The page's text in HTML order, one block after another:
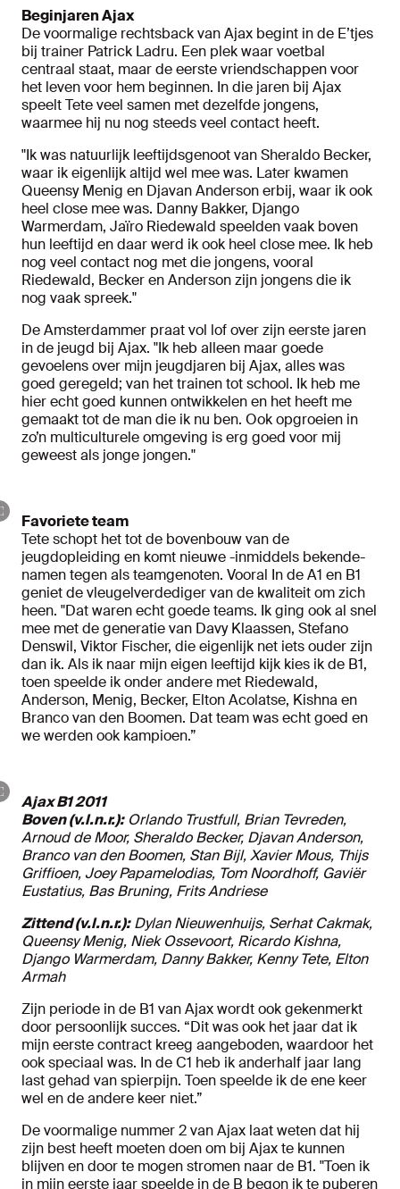
Beginjaren Ajax
De voormalige rechtsback van Ajax begint in de E’tjes
bij trainer Patrick Ladru. Een plek waar voetbal
centraal staat, maar de eerste vriendschappen voor
het leven voor hem beginnen. In die jaren bij Ajax
speelt Tete veel samen met dezelfde jongens,
waarmee hij nu nog steeds veel contact heeft.
"Ik was natuurlijk leeftijdsgenoot van Sheraldo Becker,
waar ik eigenlijk altijd wel mee was. Later kwamen
Queensy Menig en Djavan Anderson erbij, waar ik ook
heel close mee was. Danny Bakker, Django
Warmerdam, Jaïro Riedewald speelden vaak boven
hun leeftijd en daar werd ik ook heel close mee. Ik heb
nog veel contact nog met die jongens, vooral
Riedewald, Becker en Anderson zijn jongens die ik
nog vaak spreek."
De Amsterdammer praat vol lof over zijn eerste jaren
in de jeugd bij Ajax. "Ik heb alleen maar goede
gevoelens over mijn jeugdjaren bij Ajax, alles was
goed geregeld; van het trainen tot school. Ik heb me
hier echt goed kunnen ontwikkelen en het heeft me
gemaakt tot de man die ik nu ben. Ook opgroeien in
zo’n multiculturele omgeving is erg goed voor mij
geweest als jonge jongen."
Favoriete team
Tete schopt het tot de bovenbouw van de
jeugdopleiding en komt nieuwe -inmiddels bekende-
namen tegen als teamgenoten. Vooral In de A1 en B1
geniet de vleugelverdediger van de kwaliteit om zich
heen. "Dat waren echt goede teams. Ik ging ook al snel
mee met de generatie van Davy Klaassen, Stefano
Denswil, Viktor Fischer, die eigenlijk net iets ouder zijn
dan ik. Als ik naar mijn eigen leeftijd kijk kies ik de B1,
toen speelde ik onder andere met Riedewald,
Anderson, Menig, Becker, Elton Acolatse, Kishna en
Branco van den Boomen. Dat team was echt goed en
we werden ook kampioen.”
Ajax B1 2011
Boven (v.l.n.r.):Orlando Trustfull, Brian Tevreden,
Arnoud de Moor, Sheraldo Becker, Djavan Anderson,
Branco van den Boomen, Stan Bijl, Xavier Mous, Thijs
Griffioen, Joey Papamelodias, Tom Noordhoff, Gaviër
Eustatius, Bas Bruning, Frits Andriese
Zittend (v.l.n.r.):Dylan Nieuwenhuijs, Serhat Cakmak,
Queensy Menig, Niek Ossevoort, Ricardo Kishna,
Django Warmerdam, Danny Bakker, Kenny Tete, Elton
Armah
Zijn periode in de B1 van Ajax wordt ook gekenmerkt
door persoonlijk succes. “Dit was ook het jaar dat ik
mijn eerste contract kreeg aangeboden, waardoor het
ook speciaal was. In de C1 heb ik anderhalf jaar lang
last gehad van spierpijn. Toen speelde ik de ene keer
wel en de andere keer niet.”
De voormalige nummer 2 van Ajax laat weten dat hij
zijn best heeft moeten doen om bij Ajax te kunnen
blijven en door te mogen stromen naar de B1. "Toen ik
in mijn eerste jaar speelde in de B begon ik te puberen